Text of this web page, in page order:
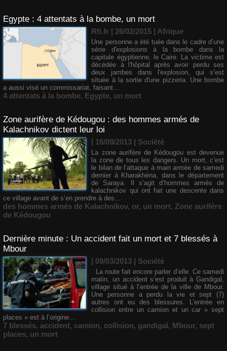
Egypte : 4 attentats à la bombe, un mort
Rfi.fr | 26/02/2015 | Afrique
Une personne a été tuée dans le cadre d’une
série d'explosions à la bombe dans la
capitale égyptienne, le Caire. La victime est
décédée à l'hôpital après avoir perdu ses
deux jambes dans l'explosion, qui s’est
située à la sortie d'une pizzeria. Une bombe
a aussi visé un commissariat, faisant...
4 attentats à la bombe, Egypte, un mort
Zone aurifère de Kédougou : des hommes armés de
Kalachnikov dictent leur loi
| 16/09/2013 | Société
La zone aurifère de Kédougou est devenue
la zone de tous les dangers. Un mort, c’est
le bilan de l’attaque à main armée de samedi
dernier à Kharakhéna, dans le département
de Saraya. Il s’agit d’hommes armés de
kalachnikov qui ont fait une descente dans
ce village avant de s’en prendre à des...
des hommes armés de Kalachnikov, or, un mort, Zone aurifère
de Kédougou
Dernière minute : Un accident fait un mort et 7 blessés à
Mbour
| 09/03/2013 | Société
La route fait encore parler d’elle. Ce samedi
matin, un accident s’est produit à Gandigal,
village situé à l’entrée de la ville de Mbour.
Une personne a perdu la vie et sept (7)
autres ont eu des blessures. L’entrée en
collision entre un camion et un car « sept
places » est à l’origine...
7 blessés, accident, camion, collision, gandigal, Mbour, sept
places, un mort